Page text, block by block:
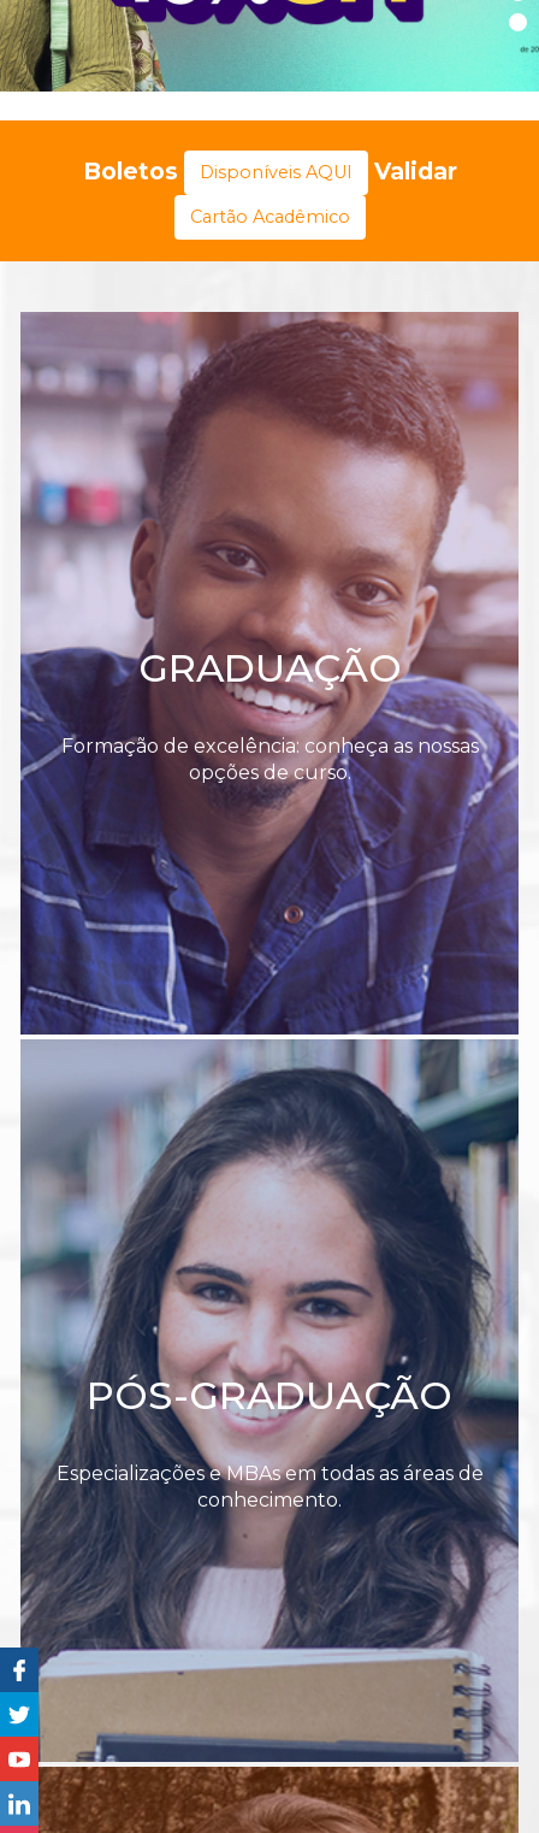
Boletos Disponíveis AQUI Validar
Cartão Acadêmico
GRADUAÇÃO
Formação de excelência: conheça as nossas
opções de curso.
PÓS-GRADUAÇÃO
Especializações e MBAs em todas as áreas de
conhecimento.